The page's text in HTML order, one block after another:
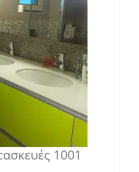
1001